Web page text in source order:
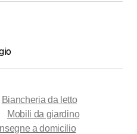
Biancheria da letto
Mobili da giardino
a domicilio